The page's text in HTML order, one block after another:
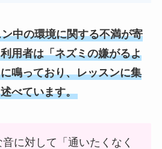
中の環境に関する不満が寄
用者は「ネズミの嫌がるよ
鳴っており、レッスンに集
べています。
に対して「通いたくなく